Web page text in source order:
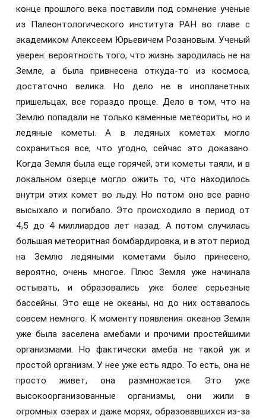
конце прошлого века поставили под сомнение ученые
из Палеонтологического института РАН во главе с
академиком Алексеем Юрьевичем Розановым. Ученый
уверен: вероятность того, что жизнь зародилась не на
Земле, а была привнесена откуда-то из космоса,
достаточно велика. Но дело не в инопланетных
пришельцах, все гораздо проще. Дело в том, что на
Землю попадали не только каменные метеориты, но и
ледяные кометы. А в ледяных кометах могло
сохраниться все, что угодно, сейчас это доказано.
Когда Земля была еще горячей, эти кометы таяли, и в
локальном озерце могло ожить то, что находилось
внутри этих комет во льду. Но потом оно все равно
высыхало и погибало. Это происходило в период от
4,5 до 4 миллиардов лет назад. А потом случилась
большая метеоритная бомбардировка, и в этот период
на Землю ледяными кометами было принесено,
вероятно, очень многое. Плюс Земля уже начинала
остывать, и образовались уже более серьезные
бассейны. Это еще не океаны, но до них оставалось
совсем немного. К моменту появления океанов Земля
уже была заселена амебами и прочими простейшими
организмами. Но фактически амеба не такой уж и
простой организм. У нее уже есть ядро. То есть, она не
просто живет, она размножается. Это уже
высокоорганизованные организмы, они жили в
огромных озерах и даже морях, образовавшихся из-за